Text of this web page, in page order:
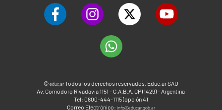
©educ.arTodos los derechos reservados. Educ.ar SAU
Av. Comodoro Rivadavia 1151 - C.A.B.A. CP (1429) - Argentina
Tel: 0800-444-1115 (opción 4)
Correo Electrónico: info@educar.gob.ar